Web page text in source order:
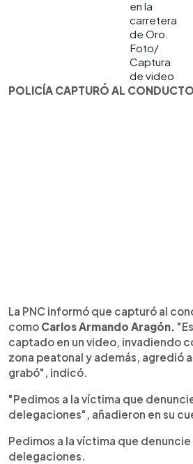
en la
carretera
de Oro.
Foto/
Captura
de video
POLICÍA CAPTURÓ AL
La PNC informó que capturó al
como Carlos Armando Aragón.
captado en un video, invadiendo
zona peatonal y además, agredió
grabó", indicó.
"Pedimos a la víctima que
delegaciones", añadieron en su
Pedimos a la víctima que
delegaciones.